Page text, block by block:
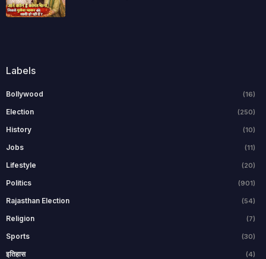
Labels
Bollywood (16)
Election (250)
History (10)
Jobs (11)
Lifestyle (20)
Politics (901)
Rajasthan Election (54)
Religion (7)
Sports (30)
इतिहास (4)